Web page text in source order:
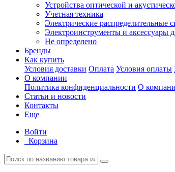
Устройства оптической и
Учетная техника
Электрические распределительные
Электроинструменты и аксессуары
Не определено
Бренды
Как купить
Условия доставки Оплата Условия оплаты
О компании
Политика конфиденциальности О
Статьи и новости
Контакты
Еще
Войти
Корзина